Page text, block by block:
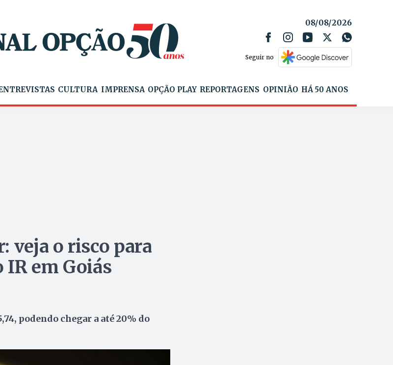
08/08/2026
Seguir no
CULTURA IMPRENSA OPÇÃO PLAY REPORTAGENS OPINIÃO HÁ 50 ANOS
veja o risco para
IR em Goiás
podendo chegar a até 20% do